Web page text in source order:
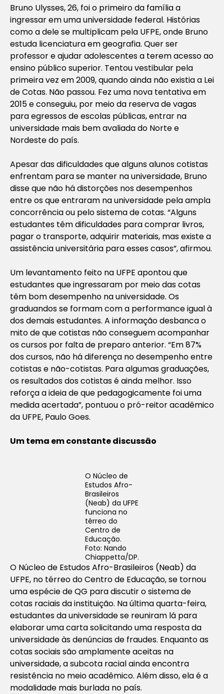
Bruno Ulysses, 26, foi o primeiro da família a
ingressar em uma universidade federal. Histórias
como a dele se multiplicam pela UFPE, onde Bruno
estuda licenciatura em geografia. Quer ser
professor e ajudar adolescentes a terem acesso ao
ensino público superior. Tentou vestibular pela
primeira vez em 2009, quando ainda não existia a Lei
de Cotas. Não passou. Fez uma nova tentativa em
2015 e conseguiu, por meio da reserva de vagas
para egressos de escolas públicas, entrar na
universidade mais bem avaliada do Norte e
Nordeste do país.
Apesar das dificuldades que alguns alunos cotistas
enfrentam para se manter na universidade, Bruno
disse que não há distorções nos desempenhos
entre os que entraram na universidade pela ampla
concorrência ou pelo sistema de cotas. “Alguns
estudantes têm dificuldades para comprar livros,
pagar o transporte, adquirir materiais, mas existe a
assistência universitária para esses casos”, afirmou.
Um levantamento feito na UFPE apontou que
estudantes que ingressaram por meio das cotas
têm bom desempenho na universidade. Os
graduandos se formam com a performance igual à
dos demais estudantes. A informação desbanca o
mito de que cotistas não conseguem acompanhar
os cursos por falta de preparo anterior. “Em 87%
dos cursos, não há diferença no desempenho entre
cotistas e não-cotistas. Para algumas graduações,
os resultados dos cotistas é ainda melhor. Isso
reforça a ideia de que pedagogicamente foi uma
medida acertada”, pontuou o pró-reitor acadêmico
da UFPE, Paulo Goes.
Um tema em constante discussão
O Núcleo de
Estudos Afro-
Brasileiros
(Neab) da UFPE
funciona no
térreo do
Centro de
Educação.
Foto: Nando
Chiappetta/DP.
O Núcleo de Estudos Afro-Brasileiros (Neab) da
UFPE, no térreo do Centro de Educação, se tornou
uma espécie de QG para discutir o sistema de
cotas raciais da instituição. Na última quarta-feira,
estudantes da universidade se reuniram lá para
elaborar uma carta solicitando uma resposta da
universidade às denúncias de fraudes. Enquanto as
cotas sociais são amplamente aceitas na
universidade, a subcota racial ainda encontra
resistência no meio acadêmico. Além disso, ela é a
modalidade mais burlada no país.